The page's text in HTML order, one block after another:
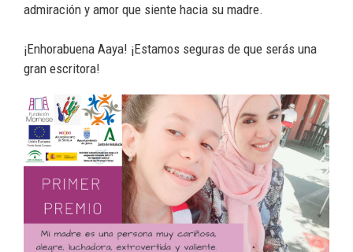
admiración y amor que siente hacia su madre.
¡Enhorabuena Aaya! ¡Estamos seguras de que serás una
gran escritora!